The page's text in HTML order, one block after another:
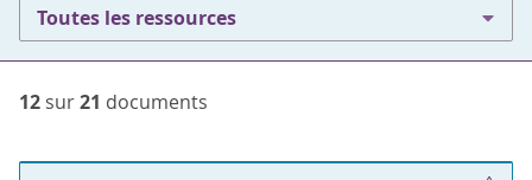
Toutes les ressources
12 sur21 documents